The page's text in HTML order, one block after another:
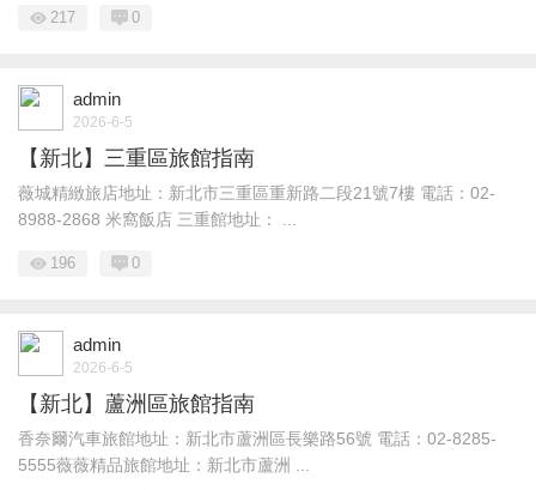
217 0
admin
2026-6-5
【新北】三重區旅館指南
薇城精緻旅店地址：新北市三重區重新路二段21號7樓 電話：02-
8988-2868 米窩飯店 三重館地址： ...
196 0
admin
2026-6-5
【新北】蘆洲區旅館指南
香奈爾汽車旅館地址：新北市蘆洲區長樂路56號 電話：02-8285-
5555薇薇精品旅館地址：新北市蘆洲 ...